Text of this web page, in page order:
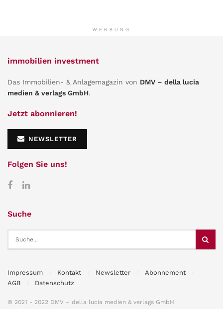
WERBUNG
immobilien investment
Das Immobilien- & Anlagemagazin von DMV – della lucia
medien & verlags GmbH.
Jetzt abonnieren!
NEWSLETTER
Folgen Sie uns!
Suche
Impressum Kontakt Newsletter
Abonnement
AGB
Datenschutz
© 2021 - 2022 DMV – della lucia medien & verlags GmbH